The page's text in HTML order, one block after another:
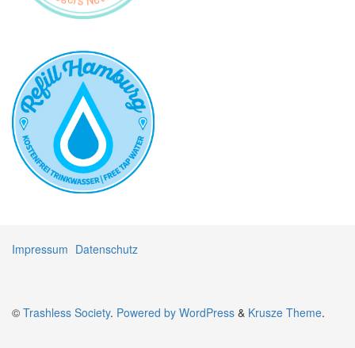
Impressum Datenschutz
© Trashless Society. Powered by WordPress & Krusze Theme.